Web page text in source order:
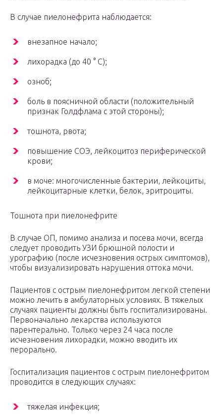
В случае пиелонефрита наблюдается:
внезапное начало;
лихорадка (до 40 ° С);
озноб;
боль в поясничной области (положительный
признак Голдфлама с этой стороны);
тошнота, рвота;
повышение СОЭ, лейкоцитоз периферической
крови;
в моче: многочисленные бактерии, лейкоциты,
лейкоцитарные клетки, белок, эритроциты.
Тошнота при пиелонефрите
В случае ОП, помимо анализа и посева мочи, всегда
следует проводить УЗИ брюшной полости и
урографию (после исчезновения острых симптомов),
чтобы визуализировать нарушения оттока мочи.
Пациентов с острым пиелонефритом легкой степени
можно лечить в амбулаторных условиях. В тяжелых
случаях пациенты должны быть госпитализированы.
Первоначально лекарства используются
парентерально. Только через 24 часа после
исчезновения лихорадки, можно вводить их
перорально.
Госпитализация пациентов с острым пиелонефритом
проводится в следующих случаях:
тяжелая инфекция;